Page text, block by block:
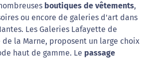
boutiques de vêtements,
ou encore de galeries d'art dans
Les Galeries Lafayette de
de la Marne, proposent un large choix
haut de gamme. Le passage